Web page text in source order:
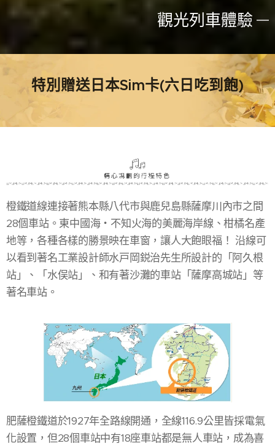
觀光列車體驗
特別贈送日本Sim卡(六日吃到飽)
橙鐵道線連接著熊本縣八代市與鹿兒島縣薩摩川內市之間
28個車站。東中國海‧不知火海的美麗海岸線、柑橘名產
地等，各種各樣的勝景映在車窗，讓人大飽眼福！ 沿線可
以看到著名工業設計師水戸岡鋭治先生所設計的「阿久根
站」、「水俣站」、和有著沙灘的車站「薩摩高城站」等
著名車站。
肥薩橙鐵道於1927年全路線開通，全線116.9公里皆採電氣
化設置，但28個車站中有18座車站都是無人車站，成為喜